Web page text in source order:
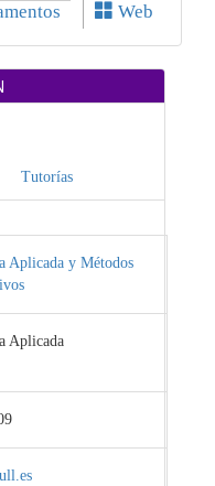
Web
Tutorías
Aplicada y Métodos
Aplicada